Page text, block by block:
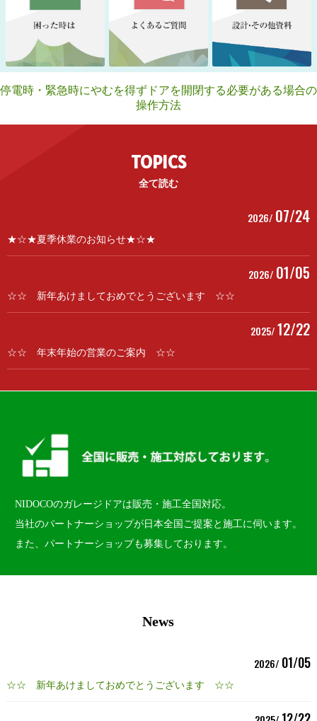
停電時・緊急時にやむを得ずドアを開閉する必要がある場合の
操作方法
TOPICS
全て読む
2026/ 07/24
★☆★夏季休業のお知らせ★☆★
2026/ 01/05
☆☆ 新年あけましておめでとうございます ☆☆
2025/12/22
☆☆ 年末年始の営業のご案内 ☆☆
NIDOCOのガレージドアは販売・施工全国対応。
当社のパートナーショップが日本全国ご提案と施工に伺います。
また、パートナーショップも募集しております。
News
2026/ 01/05
☆☆ 新年あけましておめでとうございます ☆☆